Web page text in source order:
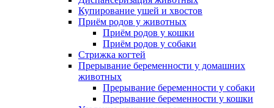
Купирование ушей и хвостов
Приём родов у животных
Приём родов у кошки
Приём родов у собаки
Стрижка когтей
Прерывание беременности у домашних
животных
Прерывание беременности у собаки
Прерывание беременности у кошки